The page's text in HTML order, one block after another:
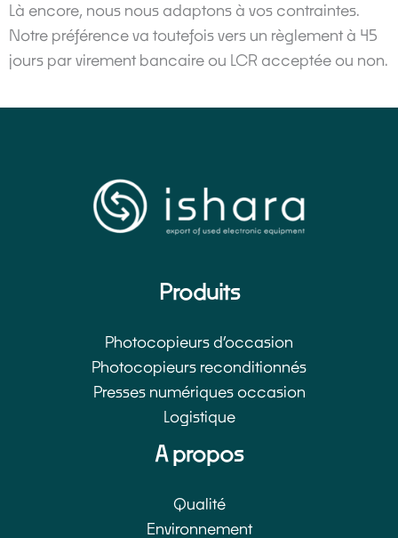
Là encore, nous nous adaptons à vos contraintes.
Notre préférence va toutefois vers un règlement à 45
jours par virement bancaire ou LCR acceptée ou non.
Produits
Photocopieurs d’occasion​
Photocopieurs reconditionnés
Presses numériques occasion
Logistique
A propos
Qualité
Environnement